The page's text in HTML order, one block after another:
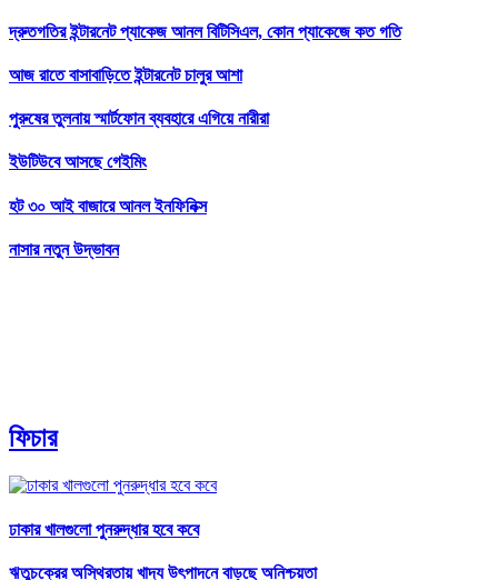
দ্রুতগতির ইন্টারনেট প্যাকেজ আনল বিটিসিএল, কোন প্যাকেজে কত গতি
আজ রাতে বাসাবাড়িতে ইন্টারনেট চালুর আশা
পুরুষের তুলনায় স্মার্টফোন ব্যবহারে এগিয়ে নারীরা
ইউটিউবে আসছে গেইমিং
হট ৩০ আই বাজারে আনল ইনফিনিক্স
নাসার নতুন উদ্ভাবন
ফিচার
ঢাকার খালগুলো পুনরুদ্ধার হবে কবে
ঋতুচক্রের অস্থিরতায় খাদ্য উৎপাদনে বাড়ছে অনিশ্চয়তা